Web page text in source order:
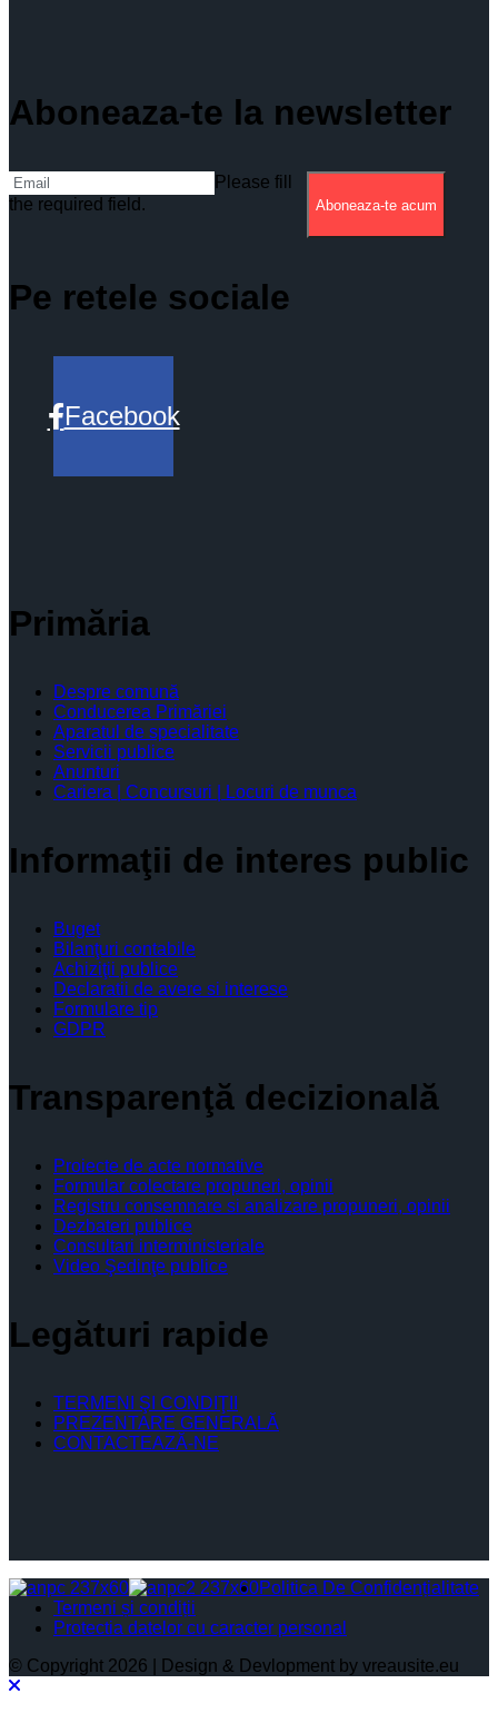
Aboneaza-te la newsletter
Please fill
the required field.
Aboneaza-te acum
Pe retele sociale
Facebook
Primăria
Despre comună
Conducerea Primăriei
Aparatul de specialitate
Servicii publice
Anunturi
Cariera | Concursuri | Locuri de munca
Informaţii de interes public
Buget
Bilanţuri contabile
Achiziţii publice
Declaratii de avere si interese
Formulare tip
GDPR
Transparenţă decizională
Proiecte de acte normative
Formular colectare propuneri, opinii
Registru consemnare si analizare propuneri, opinii
Dezbateri publice
Consultari interministeriale
Video Şedinţe publice
Legături rapide
TERMENI ŞI CONDIŢII
PREZENTARE GENERALĂ
CONTACTEAZĂ-NE
Politica De Confidențialitate
Termeni și condiții
Protectia datelor cu caracter personal
© Copyright 2026 | Design & Devlopment by vreausite.eu